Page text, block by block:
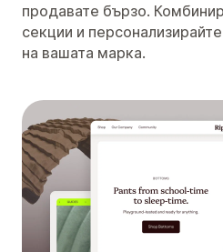
продавате бързо.
секции и
на вашата марка.